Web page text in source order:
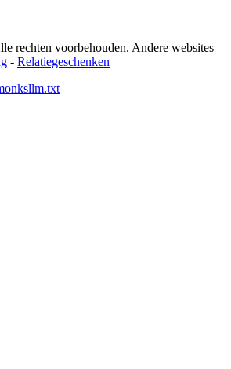
rechten voorbehouden. Andere websites
- Relatiegeschenken
llm.txt